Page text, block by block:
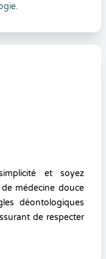
et soyez
médecine douce
déontologiques
de respecter